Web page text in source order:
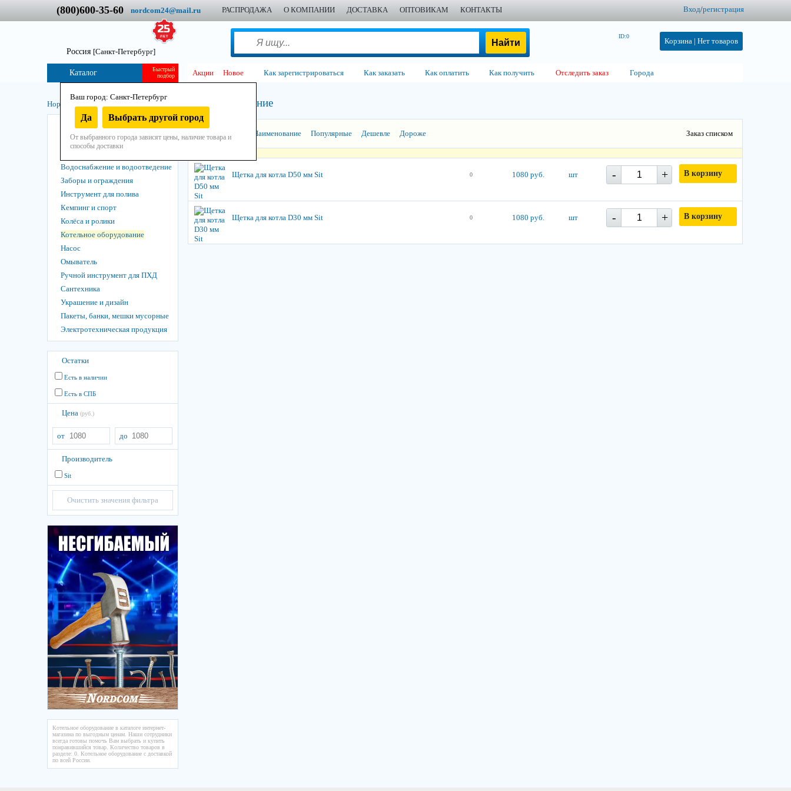
(800)600-35-60 nordcom24@mail.ru РАСПРОДАЖА О КОМПАНИИ ДОСТАВКА ОПТОВИКАМ КОНТАКТЫ Вход/регистрация
Россия [Санкт-Петербург]
Ваш город: Санкт-Петербург
Да Выбрать другой город
От выбранного города зависят цены, наличие товара и
способы доставки
Корзина | Нет товаров
ID:0
Быстрый
подбор
Каталог Акции Новое Как зарегистрироваться Как заказать Как оплатить Как получить Отследить заказ Города
Нордком Для дома и огорода / Котельное оборудование
Химия
Вентиляция и теплозвукоизоляция
Водоснабжение и водоотведение
Заборы и ограждения
Инструмент для полива
Кемпинг и спорт
Колёса и ролики
Котельное оборудование
Насос
Омыватель
Ручной инструмент для ПХД
Сантехника
Украшение и дизайн
Пакеты, банки, мешки мусорные
Электротехническая продукция
Остатки
Есть в наличии
Есть в СПБ
Цена (руб.)
от до
Производитель
Sit
Очистить значения фильтра
Котельное оборудование в каталоге интернет-
магазина по выгодным ценам. Наши сотрудники
всегда готовы помочь Вам выбрать и купить
понравившийся товар. Количество товаров в
разделе: 0. Котельное оборудование с доставкой
по всей России.
Наименование Популярные Дешевле Дороже Заказ списком
Щетка для котла D50 мм Sit 0 1080 руб. шт - + В корзину
Щетка для котла D30 мм Sit 0 1080 руб. шт - + В корзину